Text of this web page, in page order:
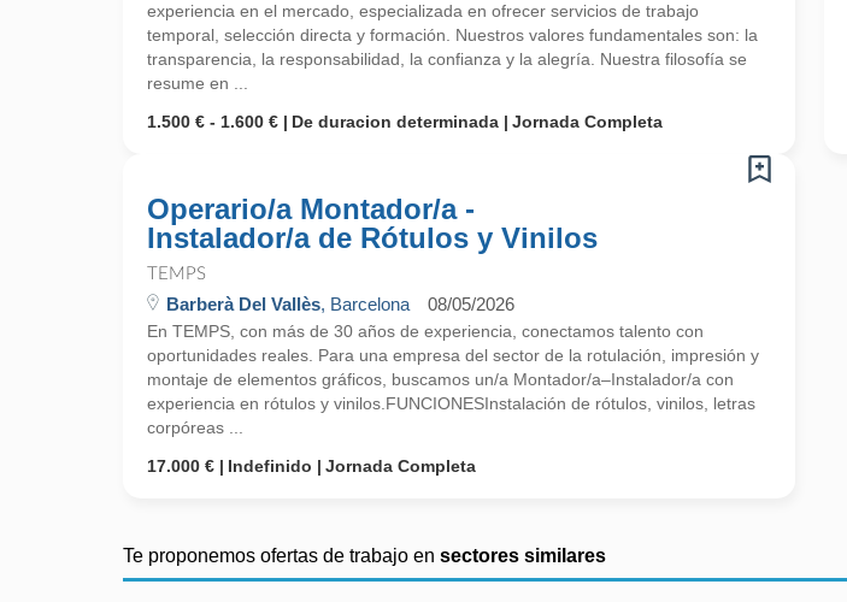
experiencia en el mercado, especializada en ofrecer servicios de trabajo
temporal, selección directa y formación. Nuestros valores fundamentales son: la
transparencia, la responsabilidad, la confianza y la alegría. Nuestra filosofía se
resume en ...
1.500 € - 1.600 €
De duracion determinada Jornada Completa
Operario/a Montador/a -
Instalador/a de Rótulos y Vinilos
TEMPS
Barberà Del Vallès, Barcelona 08/05/2026
En TEMPS, con más de 30 años de experiencia, conectamos talento con
oportunidades reales. Para una empresa del sector de la rotulación, impresión y
montaje de elementos gráficos, buscamos un/a Montador/a–Instalador/a con
experiencia en rótulos y vinilos.FUNCIONESInstalación de rótulos, vinilos, letras
corpóreas ...
17.000 €
Indefinido Jornada Completa
Te proponemos ofertas de trabajo en sectores similares